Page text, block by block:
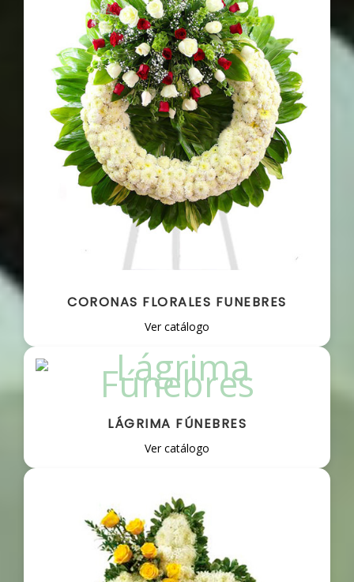
CORONAS FLORALES FUNEBRES
Ver catálogo
LÁGRIMA FÚNEBRES
Ver catálogo